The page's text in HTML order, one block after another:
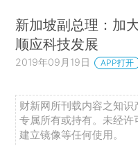
新加坡副总理：加
顺应科技发展
2019年09月19日 APP打开
财新网所刊载内容之知
专属所有或持有。未经许
建立镜像等任何使用。